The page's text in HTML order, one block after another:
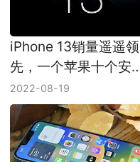
iPhone 13销量遥遥领
先，一个苹果十个安
卓！
2022-08-19